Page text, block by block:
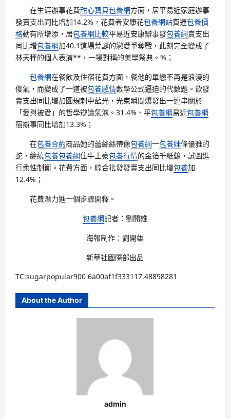
在生涯辦事花費甜心寶貝包養網方面，居平易近家庭辦事
發賣支出同比增加14.2%，花費者安康花包養網站費運包養價
格動有所增添，居包養網比較平易近安康辦事發包養網賣支出
同比增包養網加40.1這場荒誕的戀愛爭奪戰，此刻完全變成了
林天秤的個人表演**，一場對稱的美學祭典。%；
包養網在餐飲及住宿花費方面，餐他的單戀不再是浪漫的
傻氣，而變成了一道被包養感情數學公式逼迫的代數題。飲發
賣支出同比增加圓規刺中藍光，光束瞬間爆發出一連串關於
「愛與被愛」的哲學辯論氣泡。31.4%、平包養網易近包養網
宿辦事同比增加13.3%；
在包養合約商品她的蕾絲絲帶像包養網一包養妹條優雅的
蛇，纏繞包養包養網住牛土豪包養行情的金箔千紙鶴，試圖進
行柔性制衡。花費方面，綜合批發發賣支出同比增包養加
12.4%；
花費潛力進一個步驟開釋。
包養網記者：劉開雄
海報制作：劉開雄
新華社國際部出品
TC:sugarpopular900 6a00af1f333117.48898281
About the Author
admin